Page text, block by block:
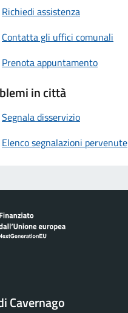
Richiedi assistenza
Contatta gli uffici comunali
Prenota appuntamento
in città
Segnala disservizio
Elenco segnalazioni pervenute
Cavernago